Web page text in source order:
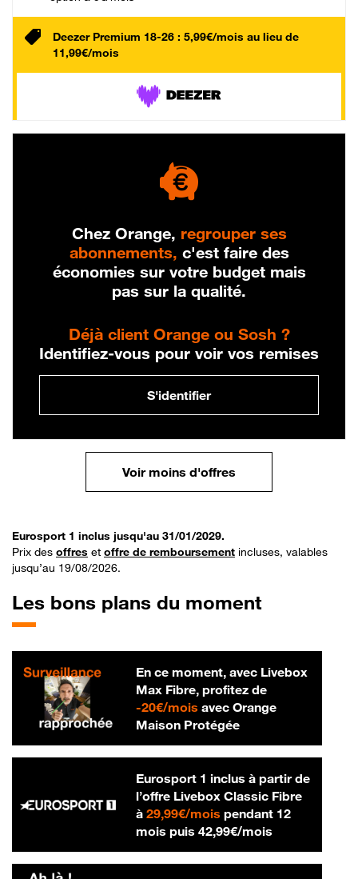
Deezer Premium 18-26 : 5,99€/mois au lieu de
11,99€/mois
Chez Orange, regrouper ses
abonnements, c'est faire des
économies sur votre budget mais
pas sur la qualité.
Déjà client Orange ou Sosh ?
Identifiez-vous pour voir vos remises
S'identifier
Voir moins d'offres
Eurosport 1 inclus jusqu'au 31/01/2029.
Prix des offres et offre de remboursement incluses, valables
jusqu’au 19/08/2026.
Les bons plans du moment
En ce moment, avec Livebox
Max Fibre, profitez de
-20€/mois20 € par mois
avec Orange
Maison Protégée
Eurosport 1 inclus à partir de
l’offre Livebox Classic Fibre
à 29,99€/mois29,99 € par mois
pendant 12
mois puis 42,99€/mois42,99 € par